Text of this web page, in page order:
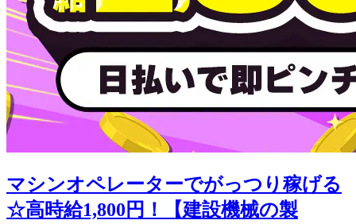
マシンオペレーターでがっつり稼げる
☆高時給1,800円！【建設機械の製